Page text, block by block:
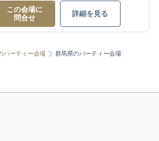
この会場に
問合せ
詳細を見る
パーティー会場 群馬県のパーティー会場